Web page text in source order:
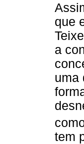
que
a
uma
tem